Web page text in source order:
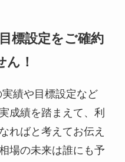
標設定をご確約
！
績や目標設定など
成績を踏まえて、利
ればと考えてお伝え
場の未来は誰にも予